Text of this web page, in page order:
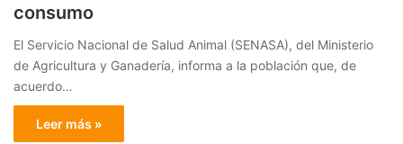
consumo
El Servicio Nacional de Salud Animal (SENASA), del Ministerio
de Agricultura y Ganadería, informa a la población que, de
acuerdo…
Leer más »